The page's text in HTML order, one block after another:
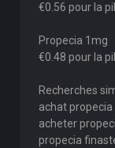
€0.56 pour la
Propecia 1mg
€0.48 pour la
Recherches
achat
acheter
propecia